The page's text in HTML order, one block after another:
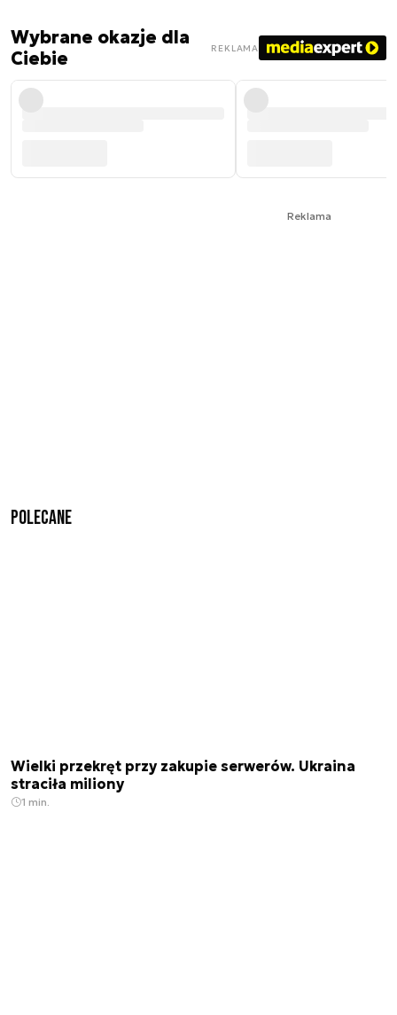
Wybrane okazje dla
Ciebie
REKLAMA
Reklama
Polecane
Wielki przekręt przy zakupie serwerów. Ukraina
straciła miliony
1 min.